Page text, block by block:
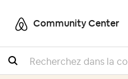
Community Center
Recherche